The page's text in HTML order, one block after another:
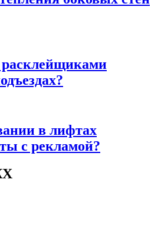
расклейщиками
в лифтах
с рекламой?